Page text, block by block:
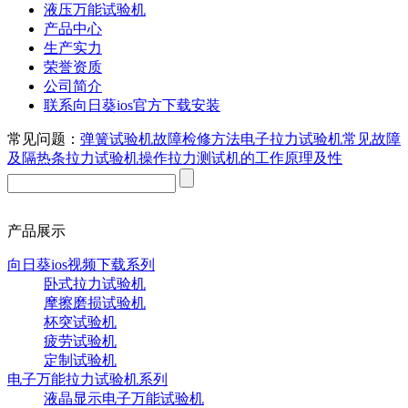
液压万能试验机
产品中心
生产实力
荣誉资质
公司简介
联系向日葵ios官方下载安装
常见问题： 弹簧试验机故障检修方法电子拉力试验机常见故障
及 隔热条拉力试验机操作拉力测试机的工作原理及性
产品展示
向日葵ios视频下载系列
卧式拉力试验机
摩擦磨损试验机
杯突试验机
疲劳试验机
定制试验机
电子万能拉力试验机系列
液晶显示电子万能试验机